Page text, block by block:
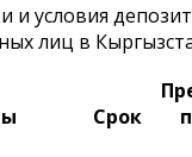
и условия
лиц в
Срок